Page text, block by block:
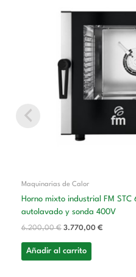
Maquinarias de Calor
Horno mixto industrial FM STC
autolavado y sonda 400V
6.200,00€
6.200,00 €.
3.770,00 €
Añadir al carrito